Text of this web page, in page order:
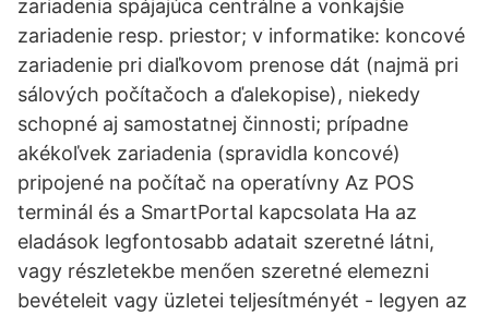
zariadenia spájajúca centrálne a vonkajšie
zariadenie resp. priestor; v informatike: koncové
zariadenie pri diaľkovom prenose dát (najmä pri
sálových počítačoch a ďalekopise), niekedy
schopné aj samostatnej činnosti; prípadne
akékoľvek zariadenia (spravidla koncové)
pripojené na počítač na operatívny Az POS
terminál és a SmartPortal kapcsolata Ha az
eladások legfontosabb adatait szeretné látni,
vagy részletekbe menően szeretné elemezni
bevételeit vagy üzletei teljesítményét - legyen az